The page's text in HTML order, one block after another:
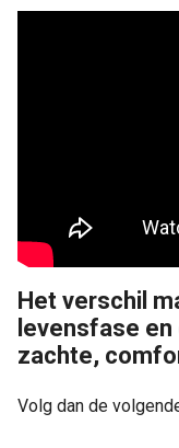
Het verschil
levensfase
zachte,
Volg dan de